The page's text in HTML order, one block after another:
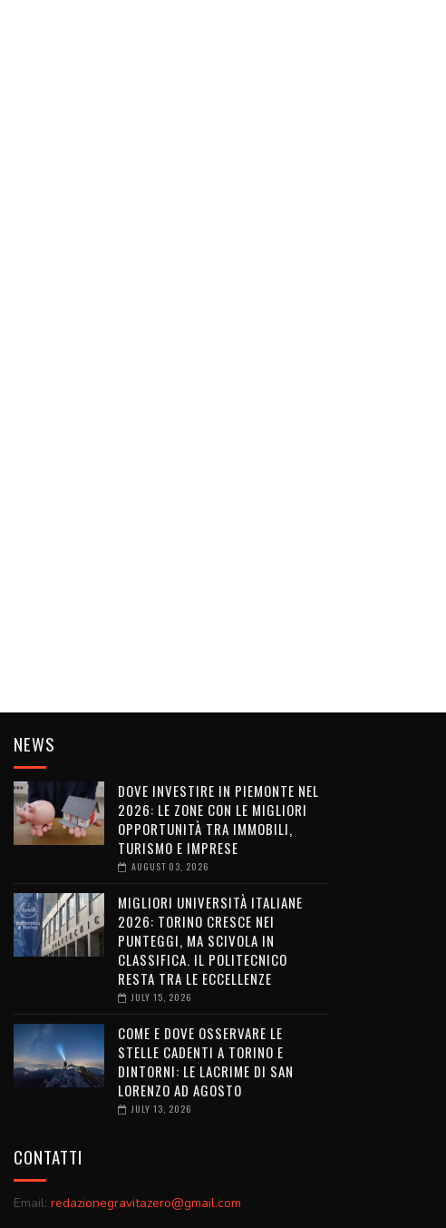
NEWS
DOVE INVESTIRE IN PIEMONTE NEL
2026: LE ZONE CON LE MIGLIORI
OPPORTUNITÀ TRA IMMOBILI,
TURISMO E IMPRESE
AUGUST 03, 2026
MIGLIORI UNIVERSITÀ ITALIANE
2026: TORINO CRESCE NEI
PUNTEGGI, MA SCIVOLA IN
CLASSIFICA. IL POLITECNICO
RESTA TRA LE ECCELLENZE
JULY 15, 2026
COME E DOVE OSSERVARE LE
STELLE CADENTI A TORINO E
DINTORNI: LE LACRIME DI SAN
LORENZO AD AGOSTO
JULY 13, 2026
CONTATTI
Email: redazionegravitazero@gmail.com